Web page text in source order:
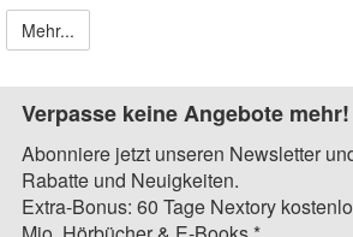
Mehr...
Verpasse keine Angebote mehr!
Abonniere jetzt unseren Newsletter
Rabatte und Neuigkeiten.
Extra-Bonus: 60 Tage Nextory